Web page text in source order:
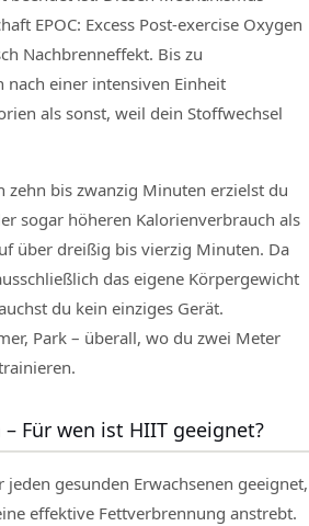
EPOC: Excess Post-exercise Oxygen
Nachbrenneffekt. Bis zu
nach einer intensiven Einheit
als sonst, weil dein Stoffwechsel
zehn bis zwanzig Minuten erzielst du
sogar höheren Kalorienverbrauch als
über dreißig bis vierzig Minuten. Da
das eigene Körpergewicht
du kein einziges Gerät.
Park – überall, wo du zwei Meter
Für wen ist HIIT geeignet?
gesunden Erwachsenen geeignet,
effektive Fettverbrennung anstrebt.